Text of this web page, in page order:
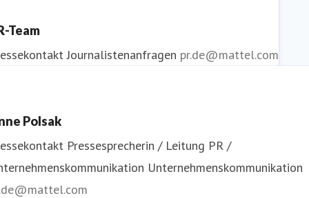
Team
Journalistenanfragen pr.de@mattel.com
Polsak
Pressesprecherin / Leitung PR /
Unternehmenskommunikation